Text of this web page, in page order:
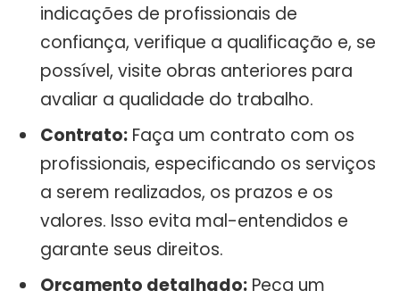
indicações de profissionais de
confiança, verifique a qualificação e, se
possível, visite obras anteriores para
avaliar a qualidade do trabalho.
Contrato: Faça um contrato com os
profissionais, especificando os serviços
a serem realizados, os prazos e os
valores. Isso evita mal-entendidos e
garante seus direitos.
Orçamento detalhado: Peça um